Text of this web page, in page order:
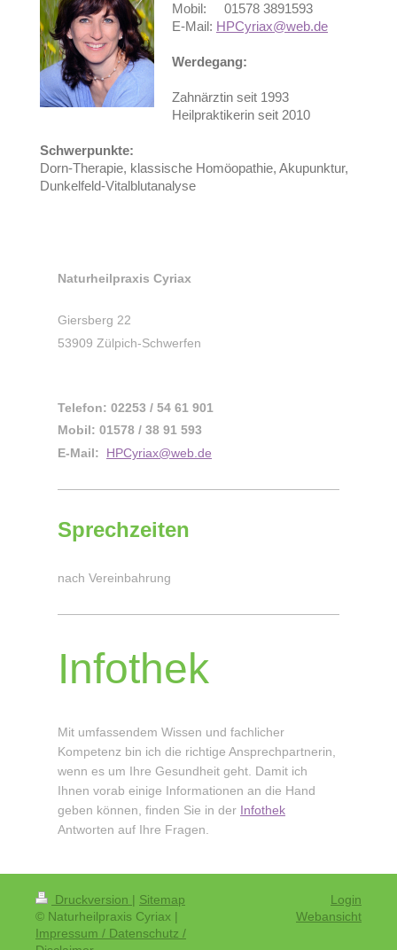
Mobil: 01578 3891593
E-Mail: HPCyriax@web.de
Werdegang:
Zahnärztin seit 1993
Heilpraktikerin seit 2010
Schwerpunkte:
Dorn-Therapie, klassische Homöopathie, Akupunktur,
Dunkelfeld-Vitalblutanalyse
Naturheilpraxis Cyriax
Giersberg 22
53909 Zülpich-Schwerfen
Telefon: 02253 / 54 61 901
Mobil: 01578 / 38 91 593
E-Mail: HPCyriax@web.de
Sprechzeiten
nach Vereinbahrung
Infothek
Mit umfassendem Wissen und fachlicher
Kompetenz bin ich die richtige Ansprechpartnerin,
wenn es um Ihre Gesundheit geht. Damit ich
Ihnen vorab einige Informationen an die Hand
geben können, finden Sie in der Infothek
Antworten auf Ihre Fragen.
Druckversion | Sitemap
© Naturheilpraxis Cyriax |
Impressum / Datenschutz /
Login
Webansicht